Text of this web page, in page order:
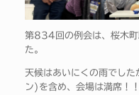
第834回の例会は、桜木町
た。
天候はあいにくの雨でし
ン)を含め、会場は満席！